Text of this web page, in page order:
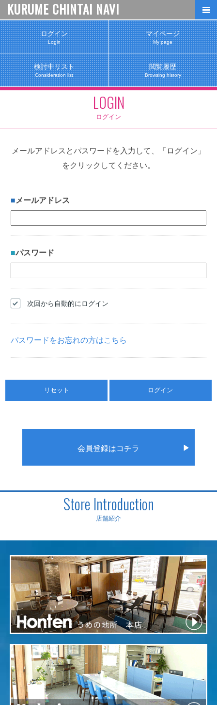
ログイン
Login
マイページ
My page
検討中リスト
Consideration list
閲覧履歴
Browsing history
KURUME CHINTAI NAVI
LOGIN
ログイン
メールアドレスとパスワードを入力して、「ログイン」
をクリックしてください。
メールアドレス
パスワード
次回から自動的にログイン
パスワードをお忘れの方はこちら
リセット ログイン
会員登録はコチラ ▶
Store Introduction
店舗紹介